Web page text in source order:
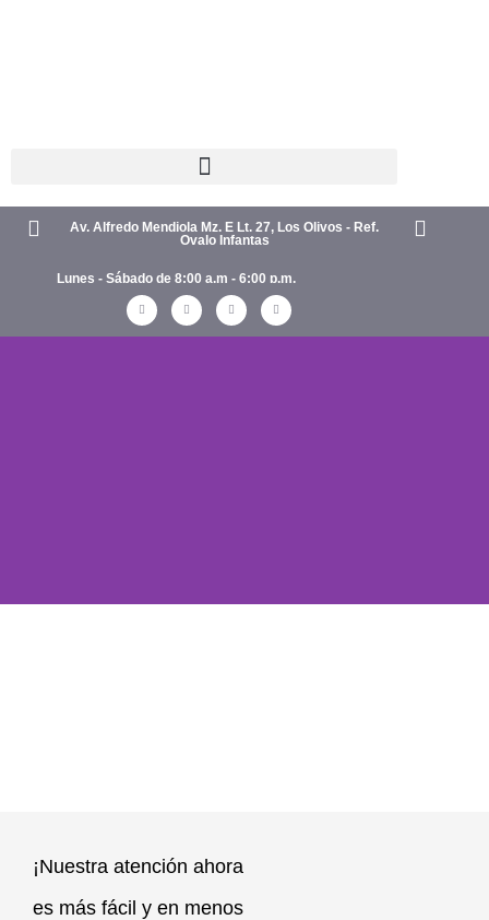
Av. Alfredo Mendiola Mz. E Lt. 27, Los Olivos - Ref.
Ovalo Infantas
Lunes - Sábado de 8:00 a.m - 6:00 p.m.
¡Nuestra atención ahora
es más fácil y en menos